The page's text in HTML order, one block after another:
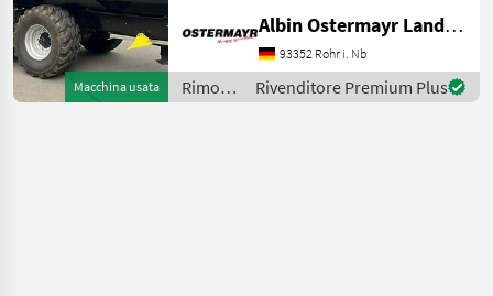
Macchina usata
Betriebsumstellung. -
Aufsatzdreicke 300mm
vorne und hinten, mech.
AHK, Aufsatzwände 600mm
Albin Ostermayr Landmaschinenhandel e.K.
93352 Rohr i. Nb
Rimorchi
/
Rivenditore Premium Plus